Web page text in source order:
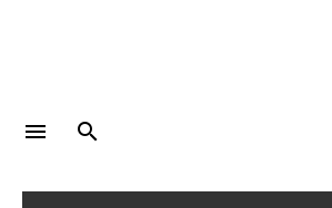
menu search